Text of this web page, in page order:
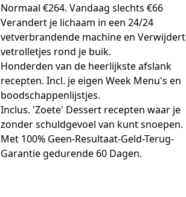
Normaal €264. Vandaag slechts €66
Verandert je lichaam in een 24/24
vetverbrandende machine en Verwijdert
vetrolletjes rond je buik.
Honderden van de heerlijkste afslank
recepten. Incl. je eigen Week Menu's en
boodschappenlijstjes.
Inclus. 'Zoete' Dessert recepten waar je
zonder schuldgevoel van kunt snoepen.
Met 100% Geen-Resultaat-Geld-Terug-
Garantie gedurende 60 Dagen.